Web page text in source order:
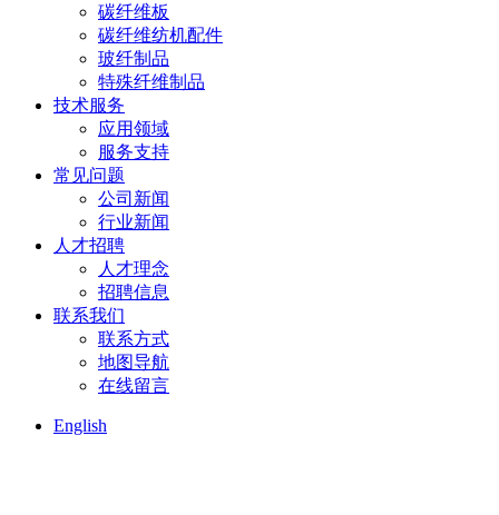
碳纤维板
碳纤维纺机配件
玻纤制品
特殊纤维制品
技术服务
应用领域
服务支持
常见问题
公司新闻
行业新闻
人才招聘
人才理念
招聘信息
联系我们
联系方式
地图导航
在线留言
English